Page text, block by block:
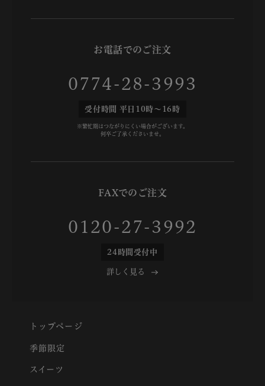
お電話でのご注文
0774-28-3993
受付時間 平日10時～16時
※繁忙期はつながりにくい場合がございます。
何卒ご了承くださいませ。
FAXでのご注文
0120-27-3992
24時間受付中
詳しく見る
トップページ
季節限定
スイーツ